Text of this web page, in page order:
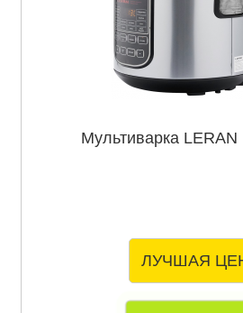
Мультиварка LERAN
ЛУЧШАЯ